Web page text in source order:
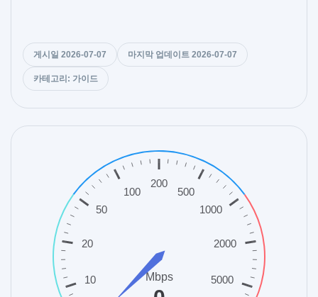
게시일 2026-07-07 마지막 업데이트 2026-07-07
카테고리: 가이드